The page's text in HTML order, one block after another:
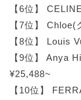
【6位】
【7位】
【8位】 Louis
【9位】 Anya
¥25,488~
【10位】